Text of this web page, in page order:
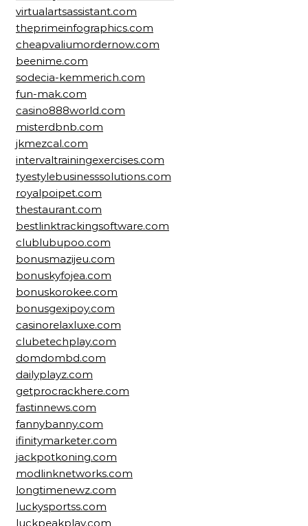
virtualartsassistant.com
theprimeinfographics.com
cheapvaliumordernow.com
beenime.com
sodecia-kemmerich.com
fun-mak.com
casino888world.com
misterdbnb.com
jkmezcal.com
intervaltrainingexercises.com
tyestylebusinesssolutions.com
royalpoipet.com
thestaurant.com
bestlinktrackingsoftware.com
clublubupoo.com
bonusmazijeu.com
bonuskyfojea.com
bonuskorokee.com
bonusgexipoy.com
casinorelaxluxe.com
clubetechplay.com
domdombd.com
dailyplayz.com
getprocrackhere.com
fastinnews.com
fannybanny.com
ifinitymarketer.com
jackpotkoning.com
modlinknetworks.com
longtimenewz.com
luckysportss.com
luckpeakplay.com